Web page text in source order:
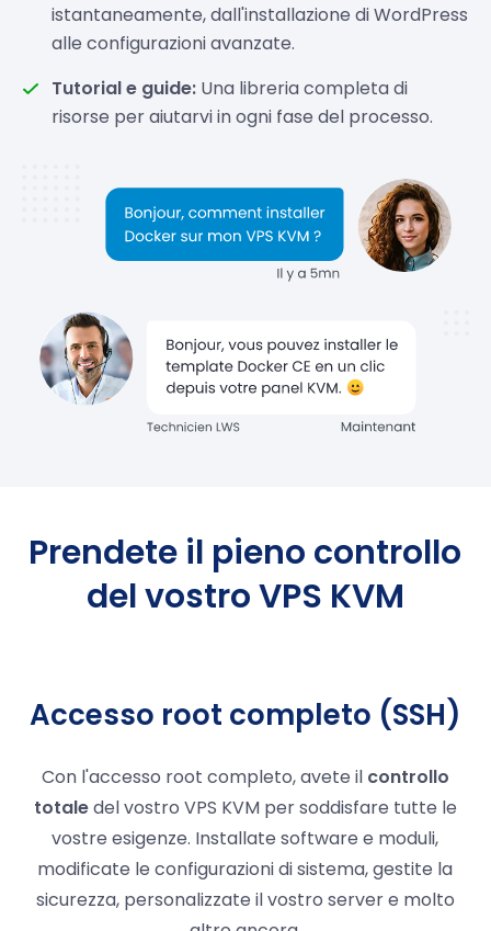
istantaneamente, dall'installazione di WordPress
alle configurazioni avanzate.
Tutorial e guide: Una libreria completa di
risorse per aiutarvi in ogni fase del processo.
Prendete il pieno controllo
del vostro VPS KVM
Accesso root completo (SSH)
Con l'accesso root completo, avete il controllo
totaledel vostro VPS KVM per soddisfare tutte le
vostre esigenze. Installate software e moduli,
modificate le configurazioni di sistema, gestite la
sicurezza, personalizzate il vostro server e molto